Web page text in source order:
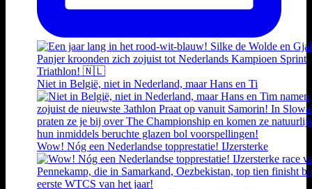
Niet in België, niet in Nederland, maar Hans en Ti
Wow! Nóg een Nederlandse topprestatie! IJzersterke